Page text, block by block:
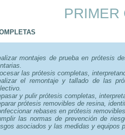
PRIMER
montajes de prueba en prótesis
las prótesis completas,
el remontaje y tallado de las
y pulir prótesis completas,
prótesis removibles de resina,
rebases en prótesis
las normas de prevención de
asociados y las medidas y equipos